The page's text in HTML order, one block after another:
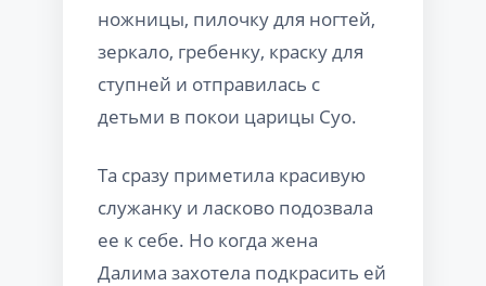
ножницы, пилочку для ногтей,
зеркало, гребенку, краску для
ступней и отправилась с
детьми в покои царицы Суо.
Та сразу приметила красивую
служанку и ласково подозвала
ее к себе. Но когда жена
Далима захотела подкрасить ей